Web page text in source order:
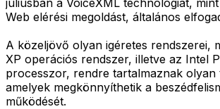
Web elérési megoldást, általános
A közeljövő olyan igéretes rendszerei,
XP operációs rendszer, illetve az Intel
processzor, rendre tartalmaznak olyan
amelyek megkönnyíthetik a
működését.